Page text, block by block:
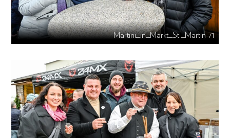
Martini_in_Markt_St._Martin-71